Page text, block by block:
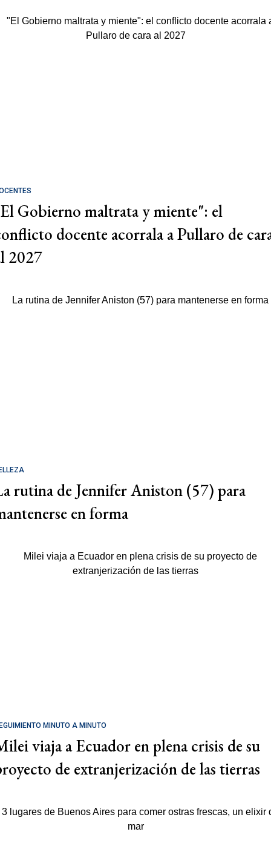
Gobierno maltrata y miente": el
docente acorrala a Pullaro de
2027
rutina de Jennifer Aniston (57) para
en forma
MINUTO A MINUTO
viaja a Ecuador en plena crisis de su
de extranjerización de las tierras